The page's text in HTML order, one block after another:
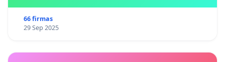
66 firmas
29 Sep 2025